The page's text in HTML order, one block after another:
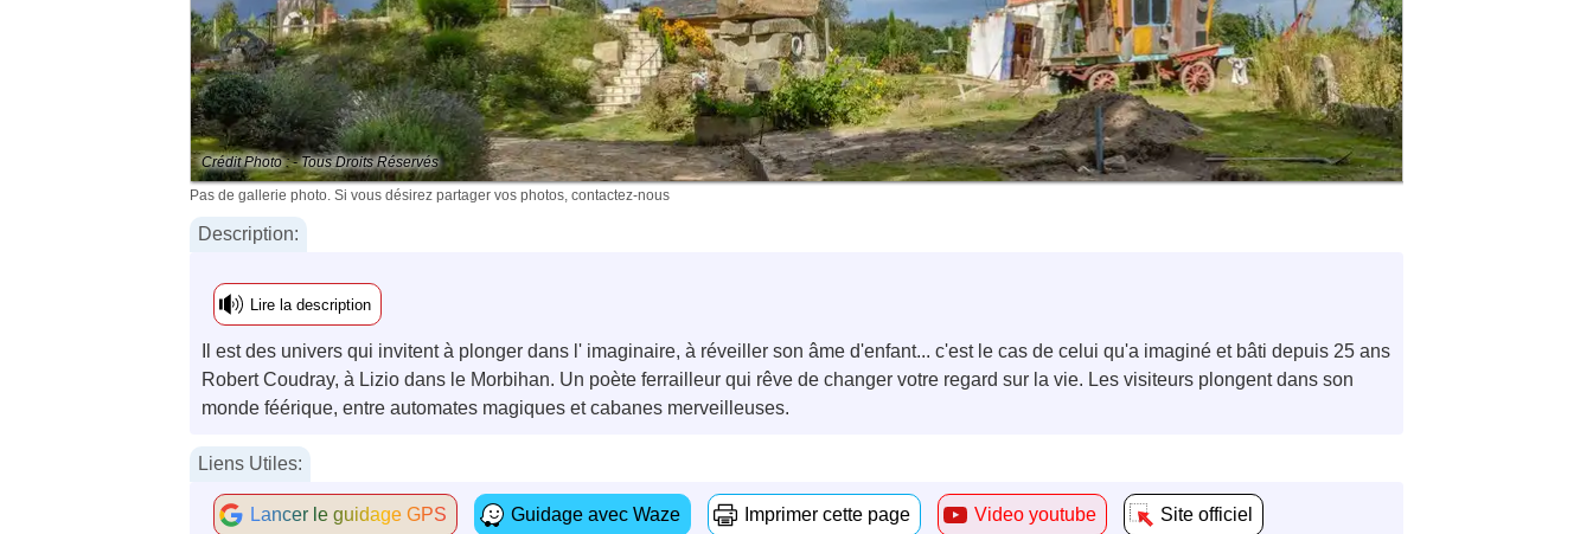
Crédit Photo : - Tous Droits Réservés
Pas de gallerie photo. Si vous désirez partager vos photos, contactez-nous
Description:
Lire la description
Il est des univers qui invitent à plonger dans l' imaginaire, à réveiller son âme d'enfant... c'est le cas de celui qu'a imaginé et bâti depuis 25 ans
Robert Coudray, à Lizio dans le Morbihan. Un poète ferrailleur qui rêve de changer votre regard sur la vie. Les visiteurs plongent dans son
monde féérique, entre automates magiques et cabanes merveilleuses.
Liens Utiles:
Lancer le guidage GPS Guidage avec Waze Imprimer cette page Video youtube Site officiel